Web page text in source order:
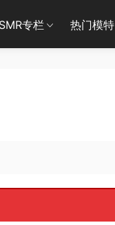
专栏 热门模特